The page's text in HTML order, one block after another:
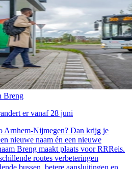
Breng
er vanaf 28 juni
Arnhem-Nijmegen? Dan krijg je
nieuwe naam én een nieuwe
Breng maakt plaats voor RRReis.
routes verbeteringen
bussen, betere aansluitingen en